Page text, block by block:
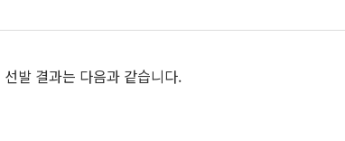
발 결과는 다음과 같습니다.